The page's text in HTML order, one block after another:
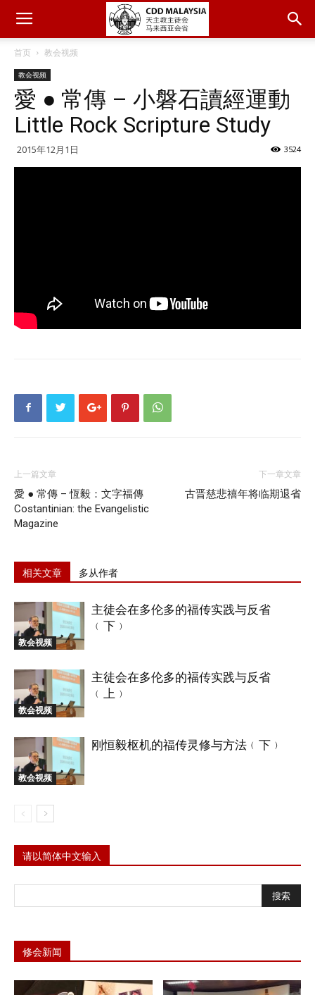
首页 教会视频
教会视频
愛 ● 常傳 – 小磐石讀經運動
Little Rock Scripture Study
2015年12月1日 3524
上一篇文章
愛 ● 常傳 – 恆毅：文字福傳
Costantinian: the Evangelistic
Magazine
下一章文章
古晋慈悲禧年将临期退省
相关文章 多从作者
教会视频
主徒会在多伦多的福传实践与反省
﹙下﹚
教会视频
主徒会在多伦多的福传实践与反省
﹙上﹚
教会视频
刚恒毅枢机的福传灵修与方法﹙下﹚
请以简体中文输入
修会新闻